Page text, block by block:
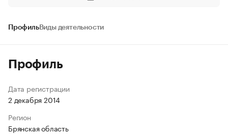
ПрофильВиды деятельности
Профиль
Дата регистрации
2 декабря 2014
Регион
Брянская область